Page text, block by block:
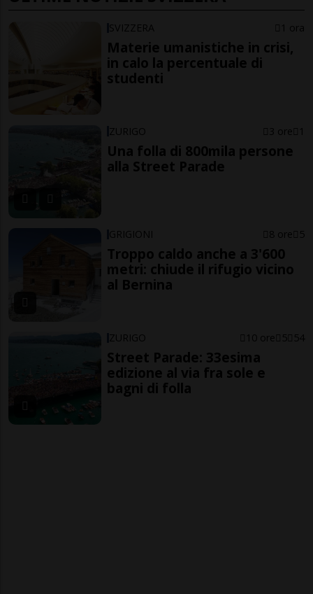
SVIZZERA 1 ora
Materie umanistiche in crisi,
in calo la percentuale di
studenti
ZURIGO 3 ore 1
Una folla di 800mila persone
alla Street Parade
GRIGIONI 8 ore 5
Troppo caldo anche a 3'600
metri: chiude il rifugio vicino
al Bernina
ZURIGO 10 ore 5 54
Street Parade: 33esima
edizione al via fra sole e
bagni di folla